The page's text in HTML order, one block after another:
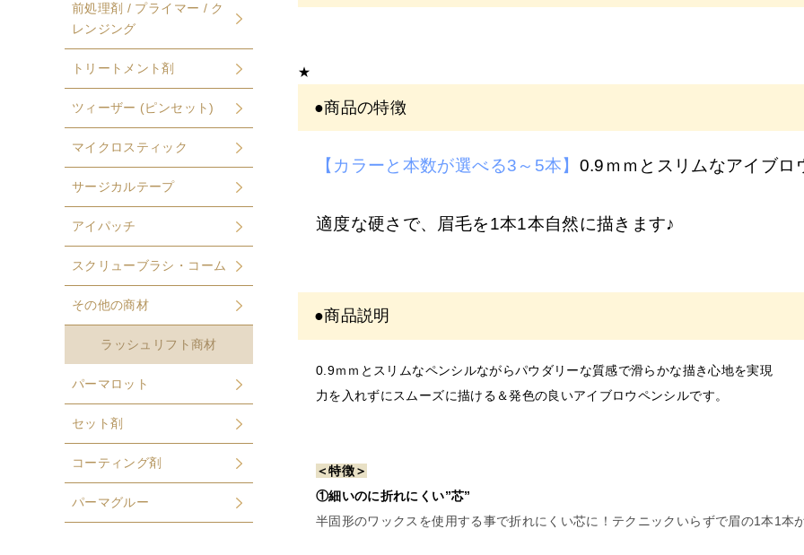
アカウント登録は必ずサロン名をご記入ください。フリーランスの方も委託先（所
い。
美容師免許の画像をメールにてご提出をお願いいたします。
〇開業予定の方＿証明書送り先
order@odette.co.jp
★
●商品の特徴
【カラーと本数が選べる3～5本】 0.9ｍｍとスリムなアイブロ
適度な硬さで、眉毛を1本1本自然に描きます♪
●商品説明
0.9ｍｍとスリムなペンシルながらパウダリーな質感で滑らかな描き心地を実現
力を入れずにスムーズに描ける＆発色の良いアイブロウペンシルです。
＜特徴＞
①細いのに折れにくい”芯”
半固形のワックスを使用する事で折れにくい芯に！テクニックいらずで眉の1本1本
前処理剤 / プライマー / ク
レンジング
トリートメント剤
ツィーザー (ピンセット)
マイクロスティック
サージカルテープ
アイパッチ
スクリューブラシ・コーム
その他の商材
ラッシュリフト商材
パーマロット
セット剤
コーティング剤
パーマグルー